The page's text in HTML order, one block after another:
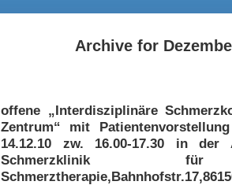
Archive for
offene „Interdisziplinäre
Zentrum“ mit
14.12.10 zw. 16.00-17.30 in der
Schmerzklinik